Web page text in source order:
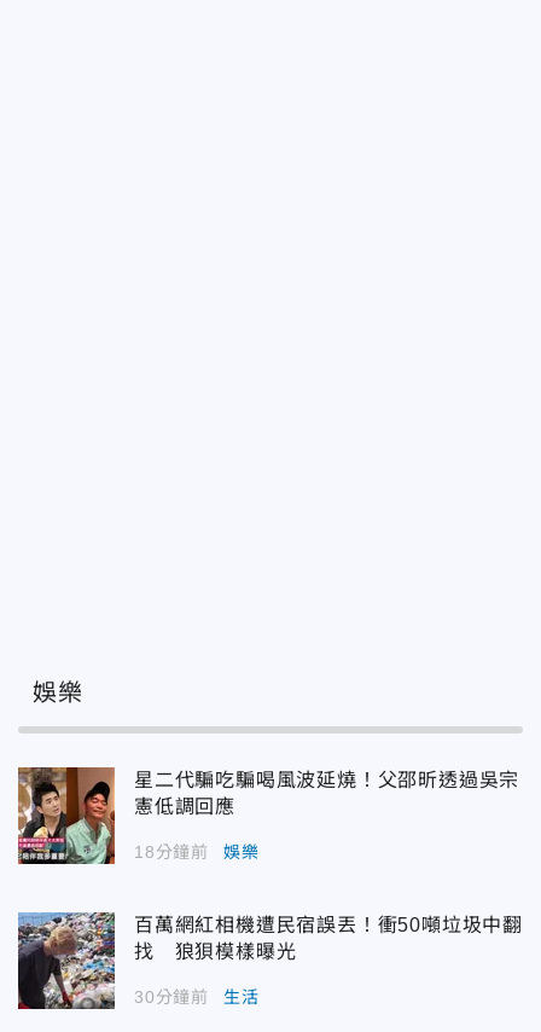
娛樂
星二代騙吃騙喝風波延燒！父邵昕透過吳宗
憲低調回應
18分鐘前 娛樂
百萬網紅相機遭民宿誤丟！衝50噸垃圾中翻
找 狼狽模樣曝光
30分鐘前 生活